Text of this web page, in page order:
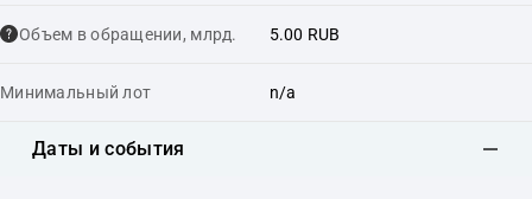
Объем в обращении, млрд. 5.00 RUB
Минимальный лот n/a
Даты и события